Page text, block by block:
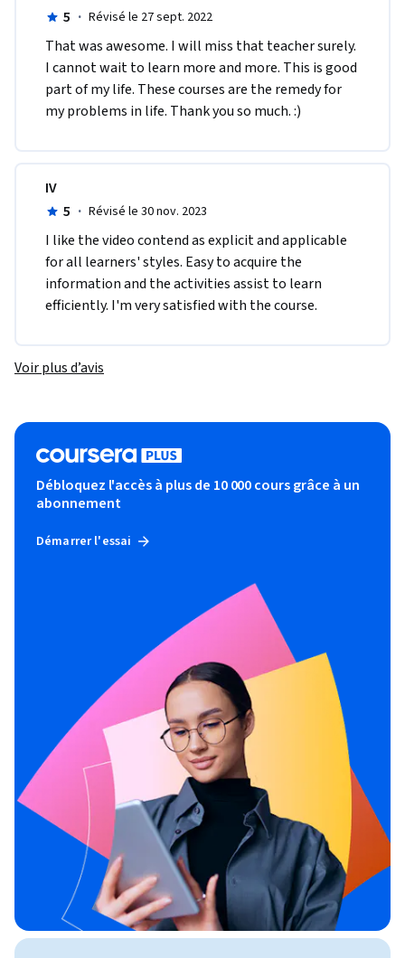
5 · Révisé le 27 sept. 2022
T​hat was awesome. I will miss that teacher surely.
I cannot wait to learn more and more. This is good
part of my life. These courses are the remedy for
my problems in life. Thank you so much. :​)
IV
5 · Révisé le 30 nov. 2023
I like the video contend as explicit and applicable
for all learners' styles. Easy to acquire the
information and the activities assist to learn
efficiently. I'm very satisfied with the course.
Voir plus d’avis
Débloquez l'accès à plus de 10 000 cours grâce à un
abonnement
Démarrer l'essai